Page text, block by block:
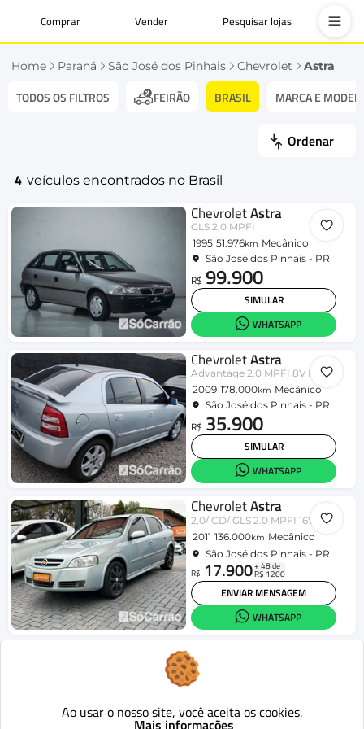
Comprar Vender Pesquisar lojas
Home Paraná São José dos Pinhais Chevrolet Astra
TODOS OS FILTROS FEIRÃO BRASIL MARCA E
Ordenar
4 veículos encontrados no Brasil
ChevroletAstra
GLS 2.0 MPFI
1995 51.976km Mecânico
São José dos Pinhais - PR
R$ 99.900
SIMULAR
WHATSAPP
ChevroletAstra
Advantage 2.0 MPFI 8V FlexPower 5p
2009 178.000km Mecânico
São José dos Pinhais - PR
R$ 35.900
SIMULAR
WHATSAPP
ChevroletAstra
2.0/ CD/ GLS 2.0 MPFI 16V 3p
2011 136.000km Mecânico
São José dos Pinhais - PR
R$ 17.900+ 48 de
R$ 1200
ENVIAR MENSAGEM
WHATSAPP
Chevrolet
2.0/ CD/ GLS 2.0 MPFI 16V 3p
2009
R$5.000 + 48 de
R$ 1200
Ao usar o nosso site, você aceita os cookies.
Mais informações